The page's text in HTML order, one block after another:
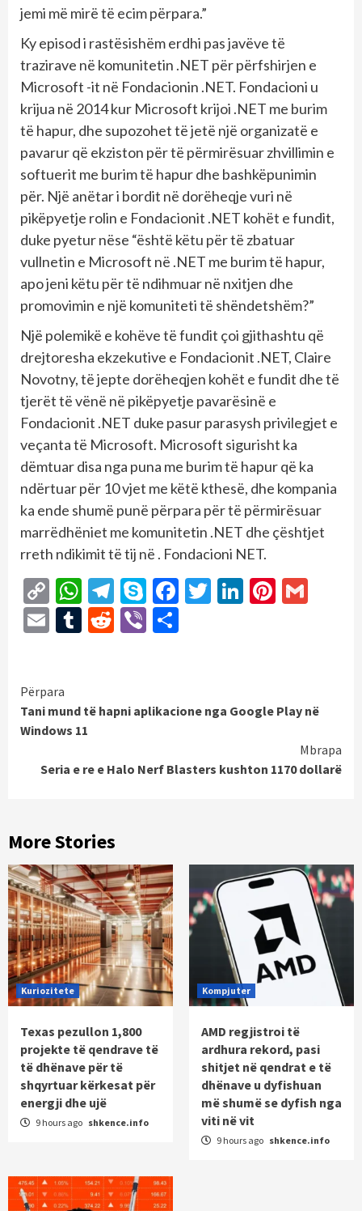
jemi më mirë të ecim përpara.”
Ky episod i rastësishëm erdhi pas javëve të
trazirave në komunitetin .NET për përfshirjen e
Microsoft -it në Fondacionin .NET. Fondacioni u
krijua në 2014 kur Microsoft krijoi .NET me burim
të hapur, dhe supozohet të jetë një organizatë e
pavarur që ekziston për të përmirësuar zhvillimin e
softuerit me burim të hapur dhe bashkëpunimin
për. Një anëtar i bordit në dorëheqje vuri në
pikëpyetje rolin e Fondacionit .NET kohët e fundit,
duke pyetur nëse “është këtu për të zbatuar
vullnetin e Microsoft në .NET me burim të hapur,
apo jeni këtu për të ndihmuar në nxitjen dhe
promovimin e një komuniteti të shëndetshëm?”
Një polemikë e kohëve të fundit çoi gjithashtu që
drejtoresha ekzekutive e Fondacionit .NET, Claire
Novotny, të jepte dorëheqjen kohët e fundit dhe të
tjerët të vënë në pikëpyetje pavarësinë e
Fondacionit .NET duke pasur parasysh privilegjet e
veçanta të Microsoft. Microsoft sigurisht ka
dëmtuar disa nga puna me burim të hapur që ka
ndërtuar për 10 vjet me këtë kthesë, dhe kompania
ka ende shumë punë përpara për të përmirësuar
marrëdhëniet me komunitetin .NET dhe çështjet
rreth ndikimit të tij në . Fondacioni NET.
Copy
Link
WhatsApp
Telegram
SkypeFacebook
Twitter
LinkedIn
EmailTumblr
Reddit
Viber
Continue
Reading
Përpara
Tani mund të hapni aplikacione nga Google Play në
Windows 11
Mbrapa
Seria e re e Halo Nerf Blasters kushton 1170 dollarë
More Stories
Kuriozitete
Texas pezullon 1,800
projekte të qendrave të
të dhënave për të
shqyrtuar kërkesat për
energji dhe ujë
9 hours ago shkence.info
Kompjuter
AMD regjistroi të
ardhura rekord, pasi
shitjet në qendrat e të
dhënave u dyfishuan
më shumë se dyfish nga
viti në vit
9 hours ago shkence.info